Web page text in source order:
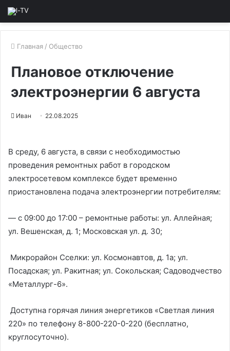
Главная / Общество
Плановое отключение
электроэнергии 6 августа
Иван 22.08.2025
В среду, 6 августа, в связи с необходимостью
проведения ремонтных работ в городском
электросетевом комплексе будет временно
приостановлена подача электроэнергии потребителям:
— с 09:00 до 17:00 – ремонтные работы: ул. Аллейная;
ул. Вешенская, д. 1; Московская ул. д. 30;
Микрорайон Сселки: ул. Космонавтов, д. 1а; ул.
Посадская; ул. Ракитная; ул. Сокольская; Садоводчество
«Металлург-6».
Доступна горячая линия энергетиков «Светлая линия
220» по телефону 8-800-220-0-220 (бесплатно,
круглосуточно).